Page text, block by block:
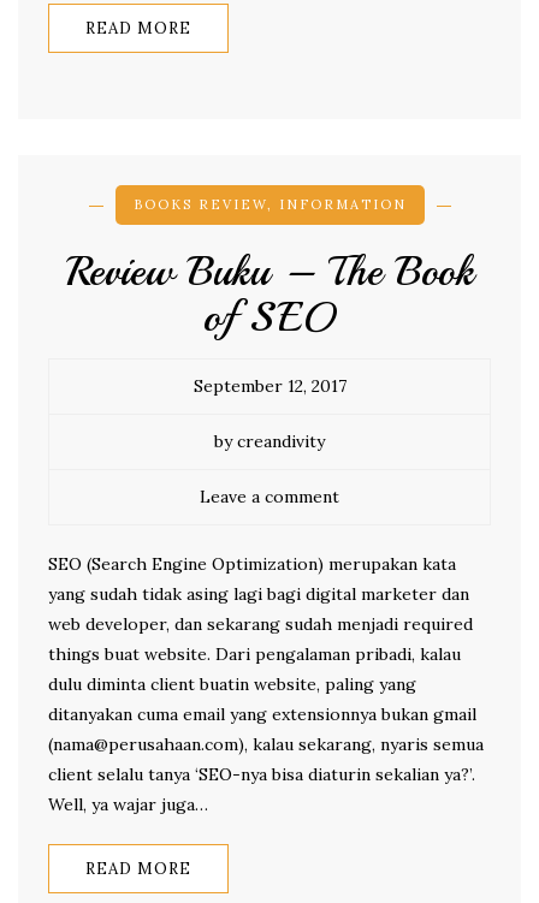
READ MORE
BOOKS REVIEW, INFORMATION
Review Buku – The Book
of SEO
September 12, 2017
by creandivity
Leave a comment
SEO (Search Engine Optimization) merupakan kata
yang sudah tidak asing lagi bagi digital marketer dan
web developer, dan sekarang sudah menjadi required
things buat website. Dari pengalaman pribadi, kalau
dulu diminta client buatin website, paling yang
ditanyakan cuma email yang extensionnya bukan gmail
(nama@perusahaan.com), kalau sekarang, nyaris semua
client selalu tanya ‘SEO-nya bisa diaturin sekalian ya?’.
Well, ya wajar juga…
READ MORE